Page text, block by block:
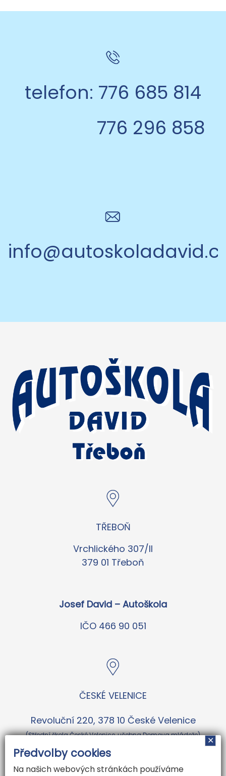
telefon: 776 685 814
776 296 858
TŘEBOŇ
Vrchlického 307/II
379 01 Třeboň
Josef David – Autoškola
IČO 466 90 051
ČESKÉ VELENICE
Revoluční 220, 378 10 České Velenice
(Střední škola České Velenice, učebna Domova mládeže)
Předvolby cookies
Na našich webových stránkách používáme
✕